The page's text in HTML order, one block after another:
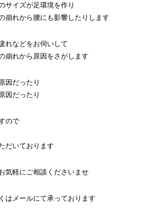
サイズが足環境を作り
崩れから腰にも影響したりします
れなどをお伺いして
崩れから原因をさがします
因だったり
因だったり
ので
だいております
気軽にご相談くださいませ
はメールにて承っております